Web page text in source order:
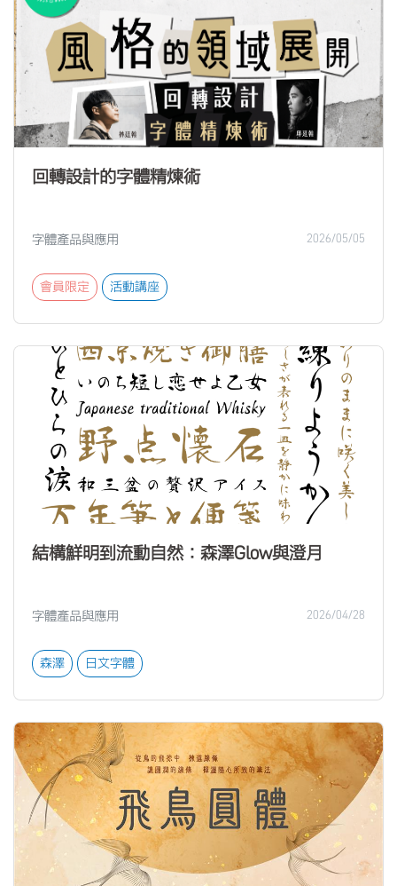
回轉設計的字體精煉術
字體產品與應用 2026/05/05
會員限定 活動講座
結構鮮明到流動自然：森澤Glow與澄月
字體產品與應用 2026/04/28
森澤 日文字體